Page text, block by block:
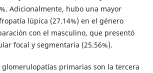
Adicionalmente, hubo una mayor
lúpica (27.14%) en el género
con el masculino, que presentó
focal y segmentaria (25.56%).
glomerulopatías primarias son la tercera